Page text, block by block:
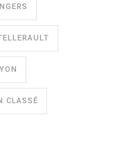
CLASSÉ